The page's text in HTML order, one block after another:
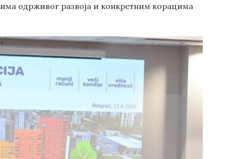
одрживог развоја и конкретним корацима